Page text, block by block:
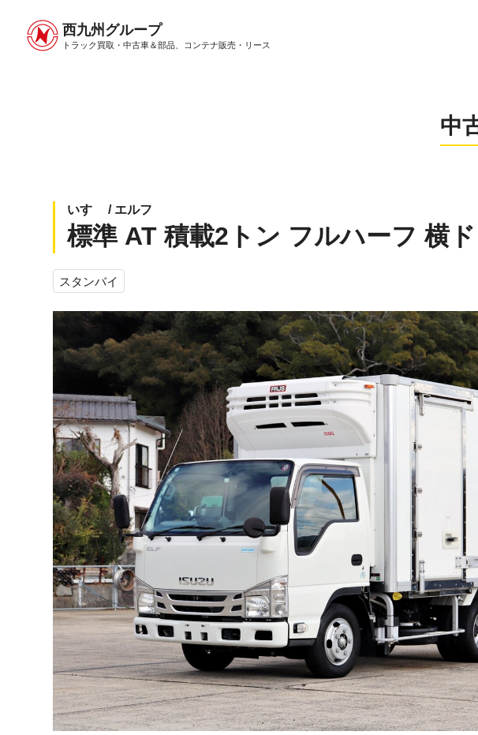
西九州グループ
トラック買取・中古車＆部品、 コンテナ販売・リース
中古トラック販売トップ
中
いすゞ / エルフ
標準 AT 積載2トン フルハーフ 横
スタンバイ